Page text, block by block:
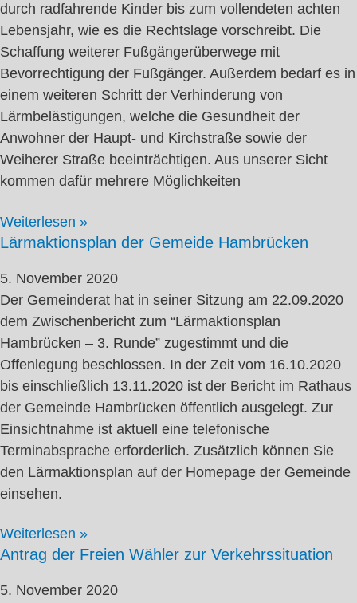
durch radfahrende Kinder bis zum vollendeten achten
Lebensjahr, wie es die Rechtslage vorschreibt. Die
Schaffung weiterer Fußgängerüberwege mit
Bevorrechtigung der Fußgänger. Außerdem bedarf es in
einem weiteren Schritt der Verhinderung von
Lärmbelästigungen, welche die Gesundheit der
Anwohner der Haupt- und Kirchstraße sowie der
Weiherer Straße beeinträchtigen. Aus unserer Sicht
kommen dafür mehrere Möglichkeiten
Weiterlesen »
Lärmaktionsplan der Gemeide Hambrücken
5. November 2020
Der Gemeinderat hat in seiner Sitzung am 22.09.2020
dem Zwischenbericht zum “Lärmaktionsplan
Hambrücken – 3. Runde” zugestimmt und die
Offenlegung beschlossen. In der Zeit vom 16.10.2020
bis einschließlich 13.11.2020 ist der Bericht im Rathaus
der Gemeinde Hambrücken öffentlich ausgelegt. Zur
Einsichtnahme ist aktuell eine telefonische
Terminabsprache erforderlich. Zusätzlich können Sie
den Lärmaktionsplan auf der Homepage der Gemeinde
einsehen.
Weiterlesen »
Antrag der Freien Wähler zur Verkehrssituation
5. November 2020